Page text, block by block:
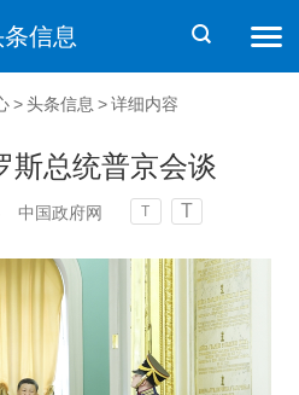
条信息
> 头条信息 > 详细内容
斯总统普京会谈
中国政府网 T T